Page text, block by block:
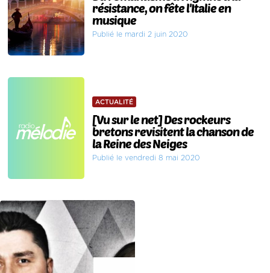
résistance, on fête l'Italie en
musique
Publié le mardi 2 juin 2020
ACTUALITÉ
[Vu sur le net] Des rockeurs
bretons revisitent la chanson de
la Reine des Neiges
Publié le vendredi 8 mai 2020